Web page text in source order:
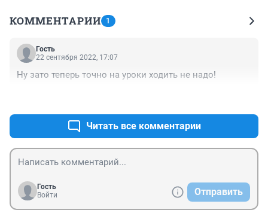
КОММЕНТАРИИ 1
Гость
22 сентября 2022, 17:07
Ну зато теперь точно на уроки ходить не надо!
Читать все комментарии
Гость
Войти
Отправить